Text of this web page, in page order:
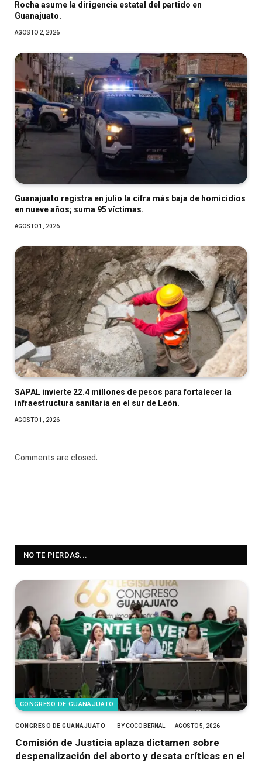
Rocha asume la dirigencia estatal del partido en
Guanajuato.
AGOSTO 2, 2026
Guanajuato registra en julio la cifra más baja de homicidios
en nueve años; suma 95 víctimas.
AGOSTO 1, 2026
SAPAL invierte 22.4 millones de pesos para fortalecer la
infraestructura sanitaria en el sur de León.
AGOSTO 1, 2026
Comments are closed.
NO TE PIERDAS...
CONGRESO DE GUANAJUATO
CONGRESO DE GUANAJUATO BYCOCO BERNAL AGOSTO 5, 2026
Comisión de Justicia aplaza dictamen sobre
despenalización del aborto y desata críticas en el